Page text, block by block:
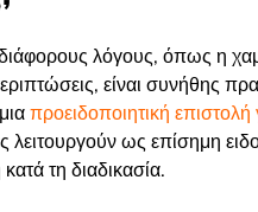
διάφορους λόγους, όπως η
είναι συνήθης
προειδοποιητική
λειτουργούν ως επίσημη
τη διαδικασία.